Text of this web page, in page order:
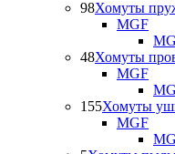
98Хомуты
MGF
48Хомуты
MGF
155Хомуты
MGF